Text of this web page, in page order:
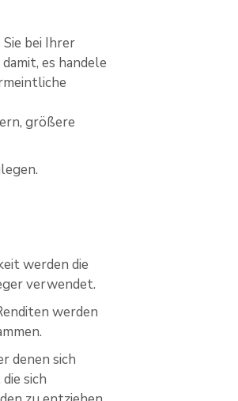
bei Ihrer
es handele
größere
werden die
verwendet.
werden
denen sich
sich